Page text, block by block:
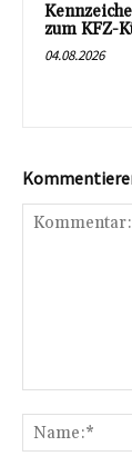
zum KFZ-
04.08.2026